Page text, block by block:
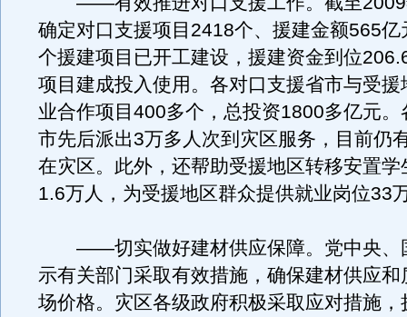
确定对口支援项目2418个、援建金额565
个援建项目已开工建设，援建资金到位
项目建成投入使用。各对口支援省市与受援
业合作项目400多个，总投资1800多亿元。
市先后派出3万多人次到灾区服务，目前仍
在灾区。此外，还帮助受援地区转移安置学
1.6万人，为受援地区群众提供就业岗位33
——切实做好建材供应保障。党中央、
示有关部门采取有效措施，确保建材供应和
场价格。灾区各级政府积极采取应对措施，